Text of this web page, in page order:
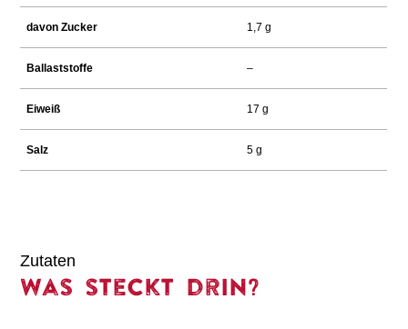
davon Zucker 1,7 g
Ballaststoffe –
Eiweiß 17 g
Salz 5 g
Zutaten
Was steckt drin?